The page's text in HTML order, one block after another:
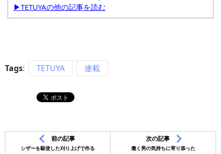
▶TETUYAの他の記事を読む
Tags: TETUYA 連載
前の記事
シザーを駆使した刈り上げで作る
次の記事
働く男の気持ちに寄り添った